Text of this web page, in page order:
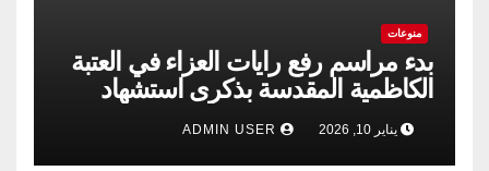
منوعات
بدء مراسم رفع رايات العزاء في العتبة
الكاظمية المقدسة بذكرى استشهاد
الإمام الكاظم”عليه السلام”
يناير 10, 2026